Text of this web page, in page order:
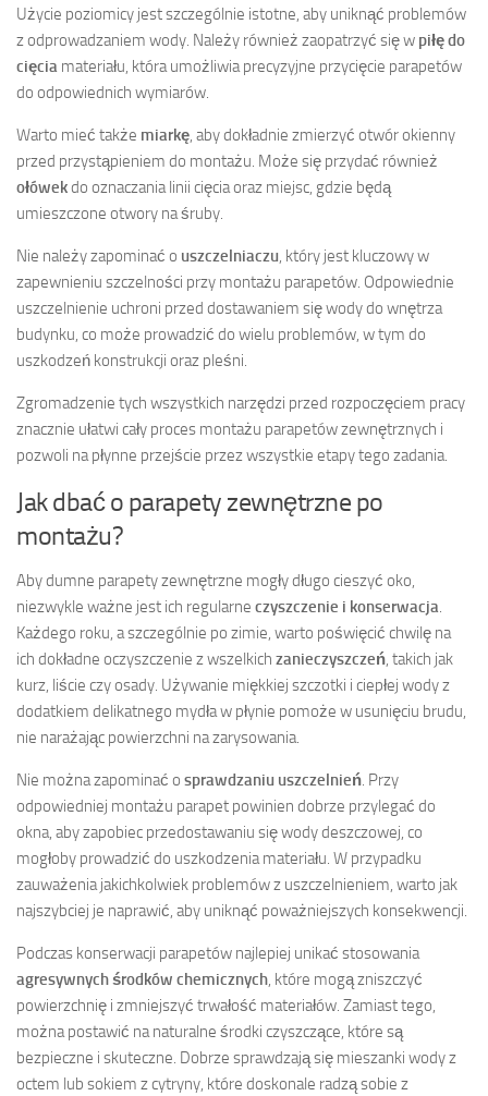
Użycie poziomicy jest szczególnie istotne, aby uniknąć problemów
z odprowadzaniem wody. Należy również zaopatrzyć się w piłę do
cięcia materiału, która umożliwia precyzyjne przycięcie parapetów
do odpowiednich wymiarów.
Warto mieć także miarkę, aby dokładnie zmierzyć otwór okienny
przed przystąpieniem do montażu. Może się przydać również
ołówekdo oznaczania linii cięcia oraz miejsc, gdzie będą
umieszczone otwory na śruby.
Nie należy zapominać o uszczelniaczu, który jest kluczowy w
zapewnieniu szczelności przy montażu parapetów. Odpowiednie
uszczelnienie uchroni przed dostawaniem się wody do wnętrza
budynku, co może prowadzić do wielu problemów, w tym do
uszkodzeń konstrukcji oraz pleśni.
Zgromadzenie tych wszystkich narzędzi przed rozpoczęciem pracy
znacznie ułatwi cały proces montażu parapetów zewnętrznych i
pozwoli na płynne przejście przez wszystkie etapy tego zadania.
Jak dbać o parapety zewnętrzne po
montażu?
Aby dumne parapety zewnętrzne mogły długo cieszyć oko,
niezwykle ważne jest ich regularne czyszczenie i konserwacja.
Każdego roku, a szczególnie po zimie, warto poświęcić chwilę na
ich dokładne oczyszczenie z wszelkich zanieczyszczeń, takich jak
kurz, liście czy osady. Używanie miękkiej szczotki i ciepłej wody z
dodatkiem delikatnego mydła w płynie pomoże w usunięciu brudu,
nie narażając powierzchni na zarysowania.
Nie można zapominać o sprawdzaniu uszczelnień. Przy
odpowiedniej montażu parapet powinien dobrze przylegać do
okna, aby zapobiec przedostawaniu się wody deszczowej, co
mogłoby prowadzić do uszkodzenia materiału. W przypadku
zauważenia jakichkolwiek problemów z uszczelnieniem, warto jak
najszybciej je naprawić, aby uniknąć poważniejszych konsekwencji.
Podczas konserwacji parapetów najlepiej unikać stosowania
agresywnych środków chemicznych, które mogą zniszczyć
powierzchnię i zmniejszyć trwałość materiałów. Zamiast tego,
można postawić na naturalne środki czyszczące, które są
bezpieczne i skuteczne. Dobrze sprawdzają się mieszanki wody z
octem lub sokiem z cytryny, które doskonale radzą sobie z